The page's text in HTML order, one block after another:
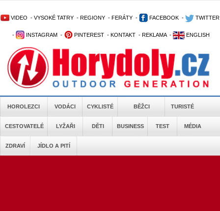
VIDEO - VYSOKÉ TATRY - REGIONY - FERÁTY - FACEBOOK - TWITTER
- INSTAGRAM - PINTEREST - KONTAKT - REKLAMA - ENGLISH
HOROLEZCI VODÁCI CYKLISTÉ BĚŽCI TURISTÉ
CESTOVATELÉ LYŽAŘI DĚTI BUSINESS TEST MÉDIA
ZDRAVÍ JÍDLO A PITÍ